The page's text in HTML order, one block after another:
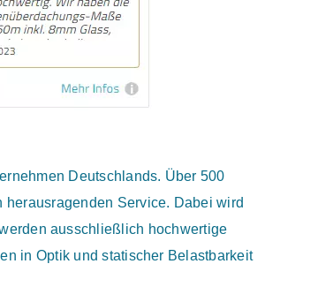
Deutschlands. Über 500
Service. Dabei wird
ausschließlich hochwertige
in Optik und statischer Belastbarkeit